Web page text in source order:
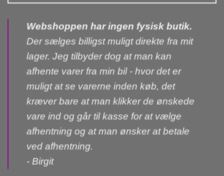
Webshoppen har ingen fysisk butik.
Der sælges billigst muligt direkte fra mit
lager. Jeg tilbyder dog at man kan
afhente varer fra min bil - hvor det er
muligt at se varerne inden køb, det
kræver bare at man klikker de ønskede
vare ind og går til kasse for at vælge
afhentning og at man ønsker at betale
ved afhentning.
- Birgit